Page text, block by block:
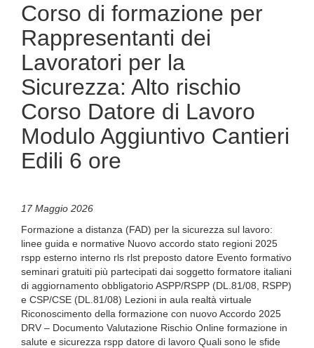
Corso di formazione per
Rappresentanti dei
Lavoratori per la
Sicurezza: Alto rischio
Corso Datore di Lavoro
Modulo Aggiuntivo Cantieri
Edili 6 ore
17 Maggio 2026
Formazione a distanza (FAD) per la sicurezza sul lavoro:
linee guida e normative Nuovo accordo stato regioni 2025
rspp esterno interno rls rlst preposto datore Evento formativo
seminari gratuiti più partecipati dai soggetto formatore italiani
di aggiornamento obbligatorio ASPP/RSPP (DL.81/08, RSPP)
e CSP/CSE (DL.81/08) Lezioni in aula realtà virtuale
Riconoscimento della formazione con nuovo Accordo 2025
DRV – Documento Valutazione Rischio Online formazione in
salute e sicurezza rspp datore di lavoro Quali sono le sfide